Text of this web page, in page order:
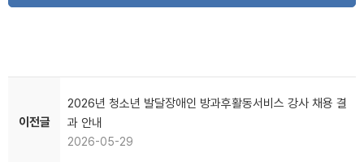
이전글
2026년 청소년 발달장애인 방과후활동서비스 강사 채용 결
과 안내
2026-05-29